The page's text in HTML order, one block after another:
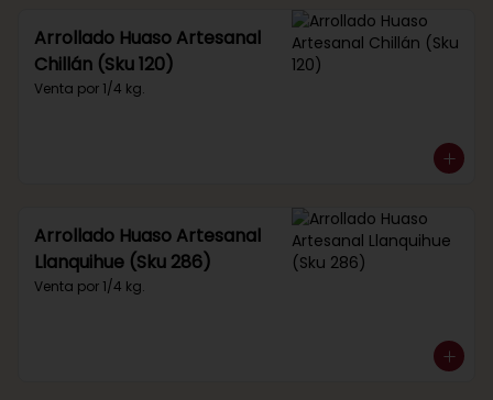
Arrollado Huaso Artesanal
Chillán (Sku 120)
Venta por 1/4 kg.
Arrollado Huaso Artesanal
Llanquihue (Sku 286)
Venta por 1/4 kg.